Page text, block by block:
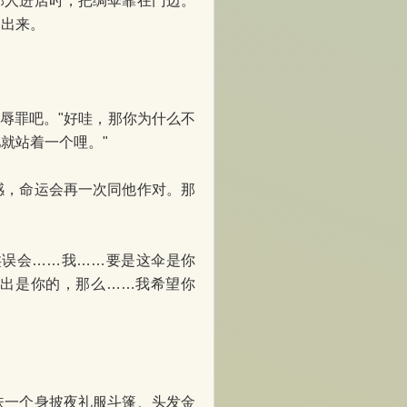
来。
吧。"好哇，那你为什么不
站着一个哩。"
命运会再一次同他作对。那
误会……我……要是这伞是你
是你的，那么……我希望你
个身披夜礼服斗篷、头发金